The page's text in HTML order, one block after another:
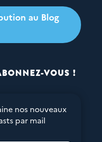
au Blog
VOUS !
nos nouveaux
par mail